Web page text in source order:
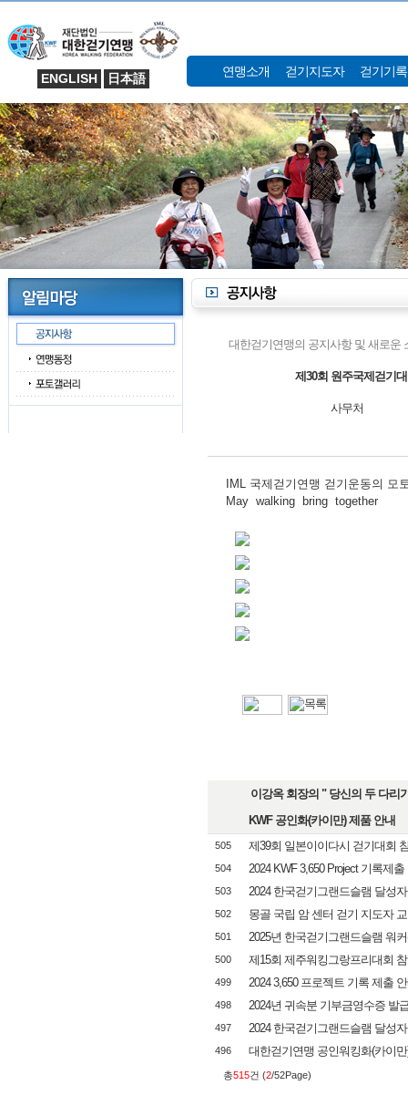
ENGLISH 日本語 연맹소개 걷기지도자 걷기기
대한걷기연맹의 공지사항 및 새로운
제30회 원주국제걷기
사무처
IML 국제걷기연맹 걷기운동의
May walking bring together
이강옥 회장의 " 당신의 두 다리
KWF 공인화(카이만) 제품 안내
505 제39회 일본이이다시 걷기대회
504 2024 KWF 3,650 Project 기록제출
503 2024 한국걷기그랜드슬램 달성
502 몽골 국립 암 센터 걷기 지도자
501 2025년 한국걷기그랜드슬램 워커
500 제15회 제주워킹그랑프리대회
499 2024 3,650 프로젝트 기록 제출
498 2024년 귀속분 기부금영수증 발
497 2024 한국걷기그랜드슬램 달성
496 대한걷기연맹 공인워킹화(카이
총515건 (2/52Page)